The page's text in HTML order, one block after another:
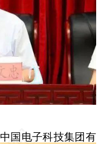
中国电子科技集团有